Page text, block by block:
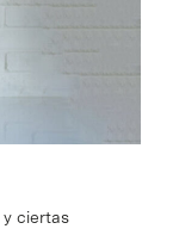
y ciertas